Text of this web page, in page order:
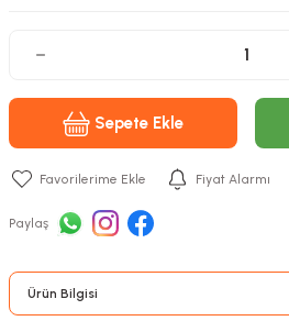
Sepete Ekle
Fiyat Alarmı
Paylaş
Ürün Bilgisi